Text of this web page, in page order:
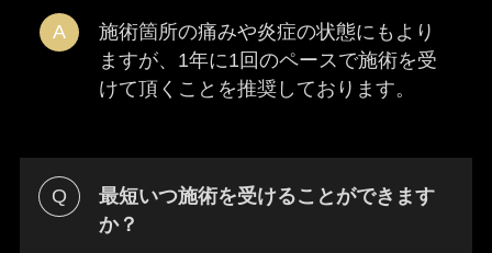
施術箇所の痛みや炎症の状態にもより
ますが、1年に1回のペースで施術を受
けて頂くことを推奨しております。
最短いつ施術を受けることができます
か？